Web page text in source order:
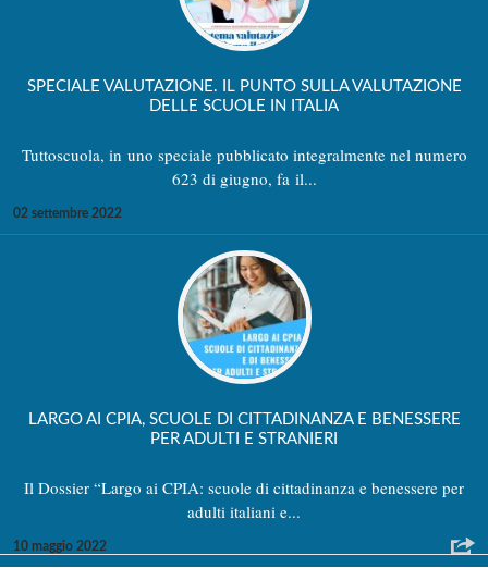
SPECIALE VALUTAZIONE. IL PUNTO SULLA VALUTAZIONE
DELLE SCUOLE IN ITALIA
Tuttoscuola, in uno speciale pubblicato integralmente nel numero
623 di giugno, fa il...
02 settembre 2022
LARGO AI CPIA, SCUOLE DI CITTADINANZA E BENESSERE
PER ADULTI E STRANIERI
Il Dossier “Largo ai CPIA: scuole di cittadinanza e benessere per
adulti italiani e...
10 maggio 2022